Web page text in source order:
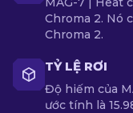
Chroma 2. Nó
Chroma 2.
TỶ LỆ RƠI
Độ hiếm của
ước tính là